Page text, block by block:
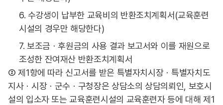
6. 수강생이 납부한 교육비의 반환조치계획서(교육훈련
시설의 경우만 해당한다)
7. 보조금ㆍ후원금의 사용 결과 보고서와 이를 재원으로
조성한 잔여재산 반환조치계획서
② 제1항에 따라 신고서를 받은 특별자치시장ㆍ특별자치도
지사ㆍ시장ㆍ군수ㆍ구청장은 상담소의 상담의뢰인, 보호시
설의 입소자 또는 교육훈련시설의 교육훈련자 등에 대해 제1